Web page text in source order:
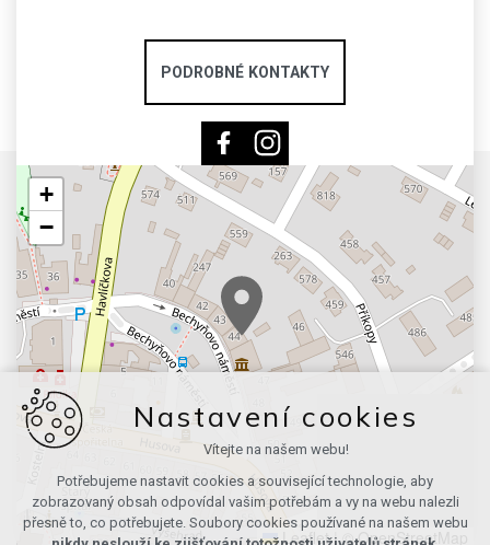
PODROBNÉ KONTAKTY
+
−
Leaflet | © OpenStreetMap
Nastavení cookies
Vítejte na našem webu!
Potřebujeme nastavit cookies a související technologie, aby
zobrazovaný obsah odpovídal vašim potřebám a vy na webu nalezli
přesně to, co potřebujete. Soubory cookies používané na našem webu